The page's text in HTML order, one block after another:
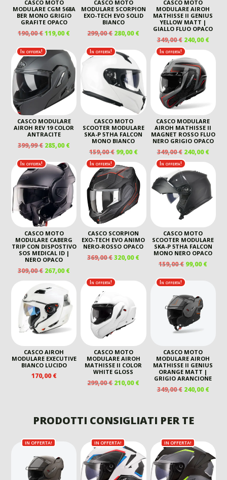
CASCO MOTO
MODULARE CGM 568A
BER MONO GRIGIO
GRAFITE OPACO
190,00€IL
ORIGINALE
ERA:
190,00 €.
119,00€IL
ATTUALE
È:
119,00 €.
CASCO MOTO
MODULARE SCORPION
EXO-TECH EVO SOLID
BIANCO
299,00€ IL
ORIGINALE
ERA:
299,00 €.
280,00€IL
PREZZO
ATTUALE
280,00 €.
CASCO MOTO
MODULARE AIROH
MATHISSE II GENIUS
YELLOW MATT |
GIALLO FLUO OPACO
349,00€ IL
PREZZO
ORIGINALE
ERA:
349,00 €.
240,00€IL
In offerta!
CASCO MODULARE
AIROH REV 19 COLOR
ANTRACITE
399,99€ IL
ORIGINALE
ERA:
399,99 €.
285,00€IL
PREZZO
ATTUALE
È:
285,00 €.
In offerta!
CASCO MOTO
SCOOTER MODULARE
SKA-P 5THA FALCON
MONO BIANCO
159,00€ IL
PREZZO
ORIGINALE
ERA:
159,00 €.
99,00€IL
PREZZO
ATTUALE
È:
99,00 €.
In offerta!
CASCO MODULARE
AIROH MATHISSE II
MAGNET ROSSO FLUO
NERO GRIGIO OPACO
349,00€ IL
PREZZO
ORIGINALE
ERA:
349,00 €.
240,00€IL
È:
In offerta!
CASCO MOTO
MODULARE CABERG
TRIP CON DISPOSTIVO
SOS MEDICAL ID |
NERO OPACO
309,00€ IL
PREZZO
ORIGINALE
309,00 €.
267,00€IL
PREZZO
ATTUALE
267,00 €.
In offerta!
CASCO SCORPION
EXO-TECH EVO ANIMO
NERO-ROSSO OPACO
369,00€IL
ERA:
320,00€IL
PREZZO
È:
320,00 €.
In offerta!
CASCO MOTO
SCOOTER MODULARE
SKA-P 5THA FALCON
MONO NERO OPACO
159,00€ IL
ORIGINALE
159,00 €.
99,00€IL
CASCO AIROH
MODULARE EXECUTIVE
BIANCO LUCIDO
170,00€
In offerta!
CASCO MOTO
MODULARE AIROH
MATHISSE II COLOR
WHITE GLOSS
299,00€ IL
299,00 €.
210,00€IL
PREZZO
210,00 €.
In offerta!
CASCO MOTO
MODULARE AIROH
MATHISSE II GENIUS
ORANGE MATT |
GRIGIO ARANCIONE
349,00€ IL
ERA:
349,00 €.
240,00€IL
PRODOTTI CONSIGLIATI PER TE
IN OFFERTA! IN OFFERTA! IN OFFERTA!